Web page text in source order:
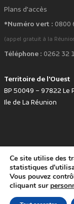
Plans d'accès
*Numéro vert : 0800
(appel gratuit à la
Téléphone : 0262 32
Territoire de l'Ouest
BP 50049 – 97822 Le
Ile de La Réunion
Politique de
Accessibilité : non
Ce site utilise des
statistiques
Vous pouvez
cliquant sur